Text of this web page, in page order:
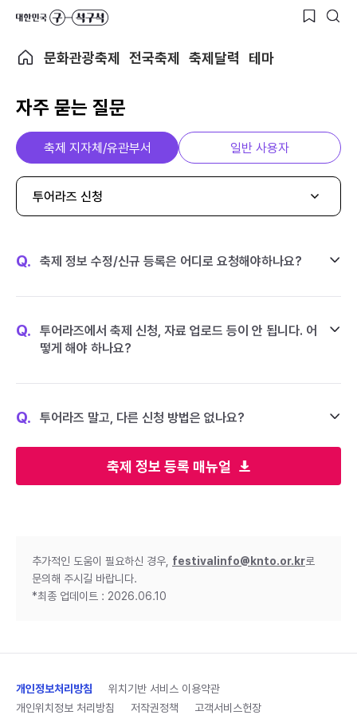
문화관광축제 전국축제 축제달력 테마
자주 묻는 질문
축제 정보 등록 매뉴얼
축제 지자체/유관부서 일반 사용자
투어라즈 신청
Q. 축제 정보 수정/신규 등록은 어디로 요청해야하나요?
Q.
투어라즈에서 축제 신청, 자료 업로드 등이 안 됩니다. 어
떻게 해야 하나요?
Q. 투어라즈 말고, 다른 신청 방법은 없나요?
추가적인 도움이 필요하신 경우, festivalinfo@knto.or.kr로
문의해 주시길 바랍니다.
*최종 업데이트 : 2026.06.10
개인정보처리방침
위치기반 서비스 이용약관
개인위치정보 처리방침
저작권정책 고객서비스헌장